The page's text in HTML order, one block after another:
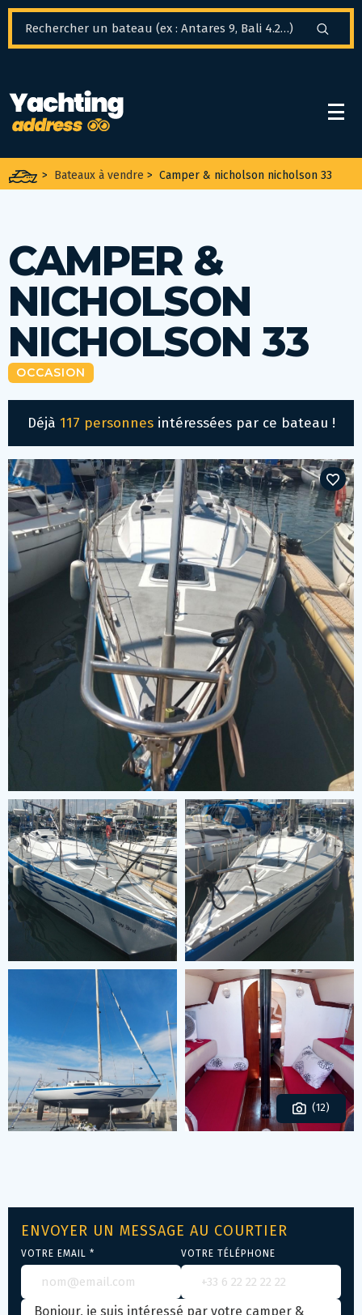
> Bateaux à vendre > Camper & nicholson nicholson 33
CAMPER &
NICHOLSON
NICHOLSON 33
OCCASION
Déjà 117 personnesintéressées par ce bateau !
(12)
ENVOYER UN MESSAGE AU COURTIER
VOTRE EMAIL * VOTRE TÉLÉPHONE
Panneau de gestion des cookies